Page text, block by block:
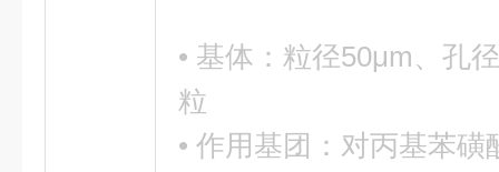
• 基体：粒径50μm、
粒
• 作用基团：对丙基